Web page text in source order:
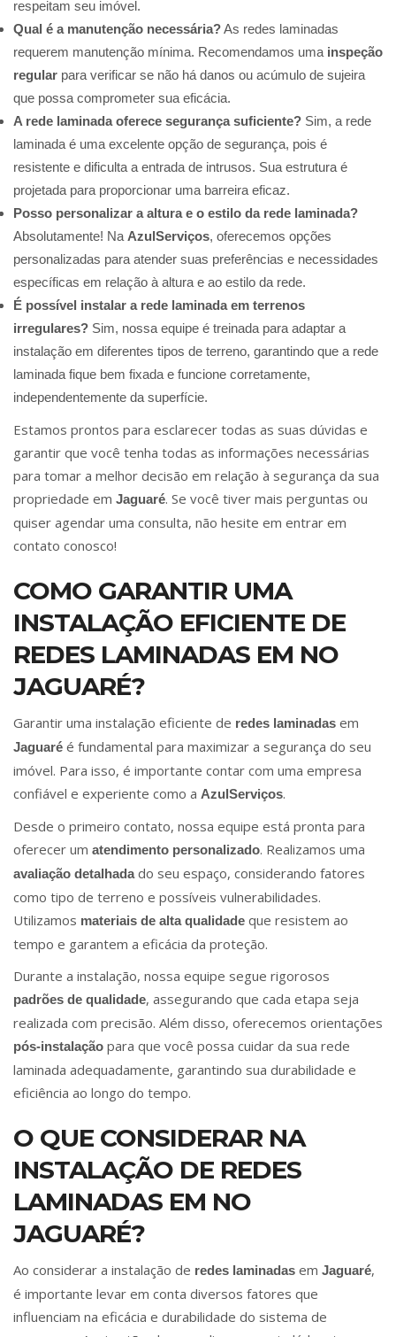
respeitam seu imóvel.
Qual é a manutenção necessária?As redes laminadas
requerem manutenção mínima. Recomendamos uma inspeção
regular para verificar se não há danos ou acúmulo de sujeira
que possa comprometer sua eficácia.
A rede laminada oferece segurança suficiente? Sim, a rede
laminada é uma excelente opção de segurança, pois é
resistente e dificulta a entrada de intrusos. Sua estrutura é
projetada para proporcionar uma barreira eficaz.
Posso personalizar a altura e o estilo da rede laminada?
Absolutamente! Na AzulServiços, oferecemos opções
personalizadas para atender suas preferências e necessidades
específicas em relação à altura e ao estilo da rede.
É possível instalar a rede laminada em terrenos
irregulares? Sim, nossa equipe é treinada para adaptar a
instalação em diferentes tipos de terreno, garantindo que a rede
laminada fique bem fixada e funcione corretamente,
independentemente da superfície.
Estamos prontos para esclarecer todas as suas dúvidas e
garantir que você tenha todas as informações necessárias
para tomar a melhor decisão em relação à segurança da sua
propriedade em Jaguaré. Se você tiver mais perguntas ou
quiser agendar uma consulta, não hesite em entrar em
contato conosco!
COMO GARANTIR UMA
INSTALAÇÃO EFICIENTE DE
REDES LAMINADAS EM NO
JAGUARÉ?
Garantir uma instalação eficiente de redes laminadas em
Jaguaré é fundamental para maximizar a segurança do seu
imóvel. Para isso, é importante contar com uma empresa
confiável e experiente como a AzulServiços.
Desde o primeiro contato, nossa equipe está pronta para
oferecer um atendimento personalizado. Realizamos uma
avaliação detalhadado seu espaço, considerando fatores
como tipo de terreno e possíveis vulnerabilidades.
Utilizamos materiais de alta qualidade que resistem ao
tempo e garantem a eficácia da proteção.
Durante a instalação, nossa equipe segue rigorosos
padrões de qualidade, assegurando que cada etapa seja
realizada com precisão. Além disso, oferecemos orientações
pós-instalação para que você possa cuidar da sua rede
laminada adequadamente, garantindo sua durabilidade e
eficiência ao longo do tempo.
O QUE CONSIDERAR NA
INSTALAÇÃO DE REDES
LAMINADAS EM NO
JAGUARÉ?
Ao considerar a instalação de redes laminadas em Jaguaré,
é importante levar em conta diversos fatores que
influenciam na eficácia e durabilidade do sistema de